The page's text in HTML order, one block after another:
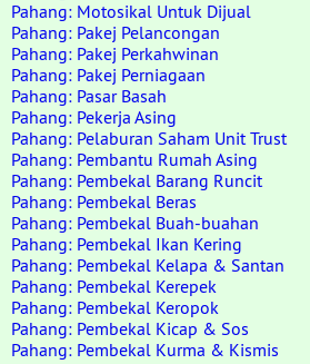
Pahang: Motosikal Untuk Dijual
Pahang: Pakej Pelancongan
Pahang: Pakej Perkahwinan
Pahang: Pakej Perniagaan
Pahang: Pasar Basah
Pahang: Pekerja Asing
Pahang: Pelaburan Saham Unit Trust
Pahang: Pembantu Rumah Asing
Pahang: Pembekal Barang Runcit
Pahang: Pembekal Beras
Pahang: Pembekal Buah-buahan
Pahang: Pembekal Ikan Kering
Pahang: Pembekal Kelapa & Santan
Pahang: Pembekal Kerepek
Pahang: Pembekal Keropok
Pahang: Pembekal Kicap & Sos
Pahang: Pembekal Kurma & Kismis